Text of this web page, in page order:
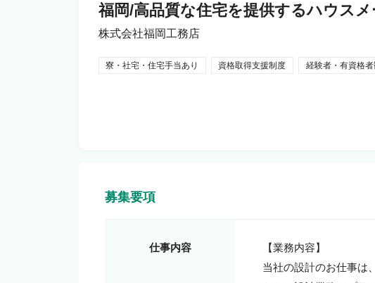
株式会社福岡工務店
福岡/高品質な住宅を提供するハウス
寮・社宅・住宅手当あり 資格取得支援制度 経験者・有資格者
募集要項
仕事内容
【業務内容】
当社の設計のお仕事は